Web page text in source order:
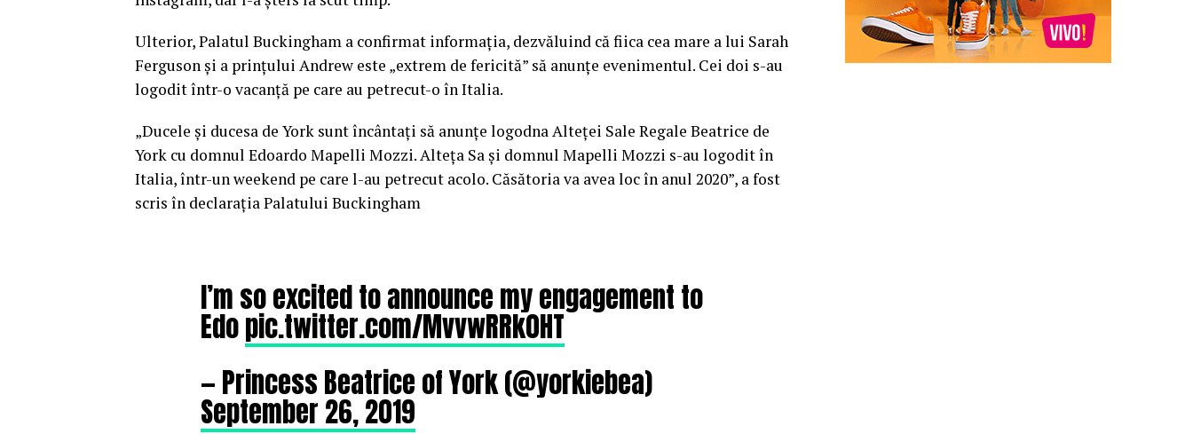
Ulterior, Palatul Buckingham a confirmat informaţia, dezvăluind că fiica cea mare a lui Sarah
Ferguson şi a prinţului Andrew este „extrem de fericită” să anunţe evenimentul. Cei doi s-au
logodit într-o vacanţă pe care au petrecut-o în Italia.
„Ducele şi ducesa de York sunt încântaţi să anunţe logodna Alteţei Sale Regale Beatrice de
York cu domnul Edoardo Mapelli Mozzi. Alteţa Sa şi domnul Mapelli Mozzi s-au logodit în
Italia, într-un weekend pe care l-au petrecut acolo. Căsătoria va avea loc în anul 2020”, a fost
scris în declaraţia Palatului Buckingham
I’m so excited to announce my engagement to
Edopic.twitter.com/MvvwRRk0HT
— Princess Beatrice of York (@yorkiebea)
September 26, 2019